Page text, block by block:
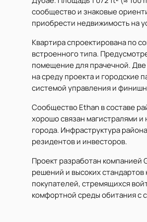
сообщество и знаковые
приобрести недвижимость на
Квартира спроектирована по
встроенного типа.
помещение для прачечной.
на среду проекта и городские
системой управления и
Сообщество Ethan в составе
хорошо связан магистралями
города. Инфраструктура
резидентов и инвесторов.
Проект разработан
решений и высоких
покупателей, стремящихся
комфортной среды обитания с